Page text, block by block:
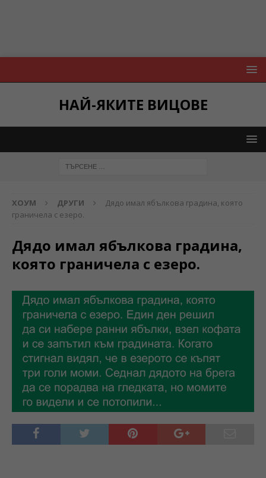
НАЙ-ЯКИТЕ ВИЦОВЕ
ХОУМ ДРУГИ
Дядо имал ябълкова градина, която
граничела с езеро.
Дядо имал ябълкова градина,
която граничела с езеро.